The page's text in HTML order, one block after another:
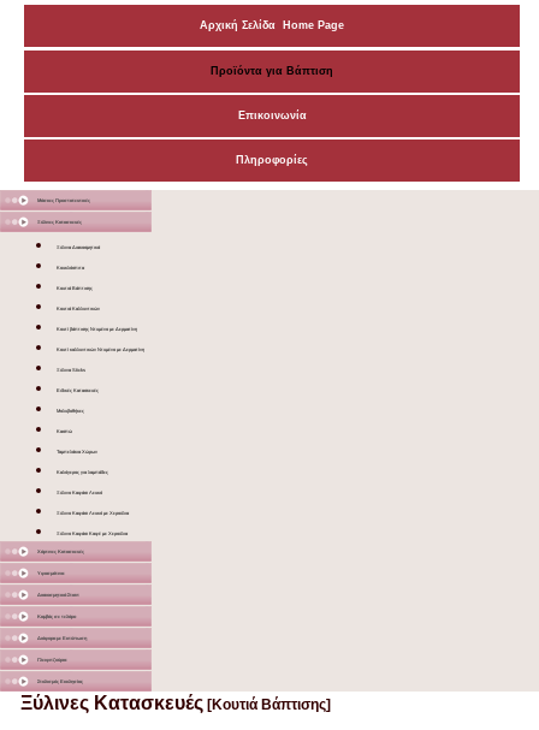
Αρχική Σελίδα Home Page
Προϊόντα για Βάπτιση
Επικοινωνία
Πληροφορίες
Μάσκες Προστατευτικές
Ξύλινες Κατασκευές
Ξύλινα Διακοσμητικά
Κουκλόσπιτα
Κουτιά Βάπτισης
Κουτιά Καλλυντικών
Κουτί βάπτισης Ντυμένο με Δερματίνη
Κουτί καλλυντικών Ντυμένο με Δερματίνη
Ξύλινα Sticks
Ειδικές Κατασκευές
Μολυβοθήκες
Κασπώ
Ταμπελάκια Χώρων
Καλόγερος για λαμπάδες
Ξύλινο Καφάσι Λευκό
Ξύλινο Καφάσι Λευκό με Χερούλια
Ξύλινο Καφάσι Καφέ με Χερούλια
Χάρτινες Κατασκευές
Υφασμάτινα
Διακοσμητικά Σταντ
Καμβάς σε τελάρο
Διάφορα με Εκτύπωση
Γλειφιτζούρια
Στολισμός Εκκλησίας
Ξύλινες Κατασκευές [Κουτιά Βάπτισης]